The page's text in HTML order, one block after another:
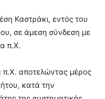
Καστράκι, εντός του
σε άμεση σύνδεση με
π.Χ.
π.Χ. αποτελώντας μέρος
κατά την